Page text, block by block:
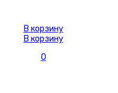
В корзину
В корзину
0